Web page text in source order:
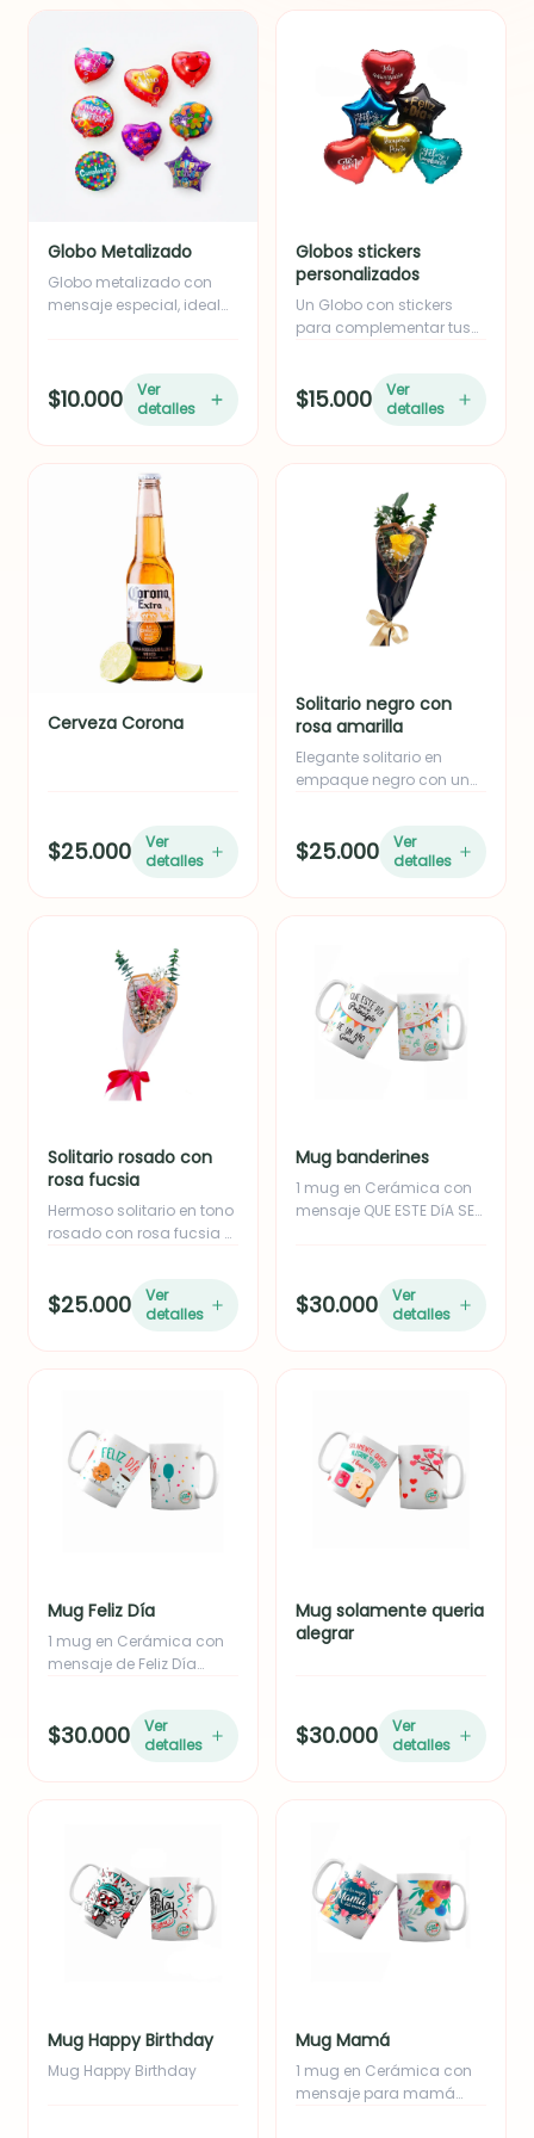
Globo Metalizado
Globo metalizado con
mensaje especial, ideal
memorable.
$10.000
Ver
detalles
Globos stickers
personalizados
Un Globo con stickers
para complementar tus
$15.000
Ver
detalles
Cerveza Corona
$25.000
Ver
detalles
Solitario negro con
rosa amarilla
Elegante solitario en
empaque negro con una
de eucalipto y yizo. Ideal
como adición o para
empresas en volumen.
Incluye moño en cinta de
$25.000
Ver
detalles
Solitario rosado con
rosa fucsia
Hermoso solitario en tono
rosado con rosa fucsia o
Ideal para empresas o
como complemento de
$25.000
Ver
detalles
Mug banderines
1 mug en Cerámica con
mensaje QUE ESTE DíA SEA
$30.000
Ver
detalles
Mug Feliz Día
1 mug en Cerámica con
mensaje de Feliz Día
$30.000
Ver
detalles
Mug solamente queria
alegrar
$30.000
Ver
detalles
Mug Happy Birthday
Mug Happy Birthday
Mug Mamá
1 mug en Cerámica con
mensaje para mamá